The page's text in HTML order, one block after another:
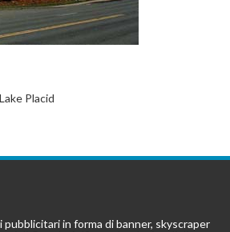
Placid
in forma di banner, skyscraper